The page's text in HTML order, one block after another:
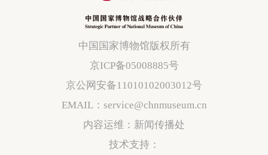
中国国家博物馆版权所有
京ICP备05008885号
京公网安备11010102003012号
EMAIL：service@chnmuseum.cn
内容运维：新闻传播处
技术支持：